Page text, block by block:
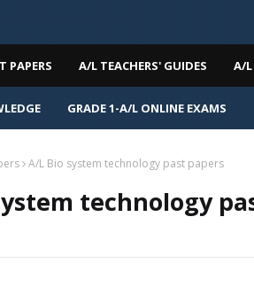
PAPERS A/L TEACHERS' GUIDES A/L
GRADE 1-A/L ONLINE EXAMS
A/L Bio system technology past papers
technology